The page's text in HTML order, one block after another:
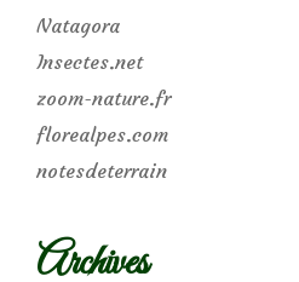
Natagora
Insectes.net
zoom-nature.fr
florealpes.com
notesdeterrain
Archives